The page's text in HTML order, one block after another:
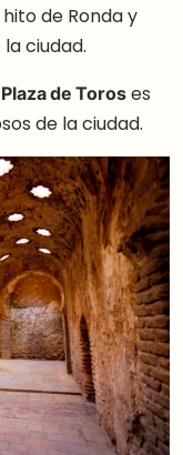
de Ronda y
ciudad.
Plaza de Toroses
de la ciudad.